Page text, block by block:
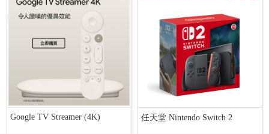
Google TV Streamer (4K) 任天堂 Nintendo Switch 2